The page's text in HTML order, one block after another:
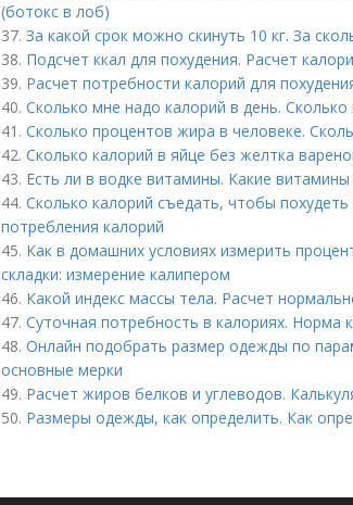
(ботокс в лоб)
37. За какой срок можно скинуть 10 кг. За
38. Подсчет ккал для похудения. Расчет
39. Расчет потребности калорий для
40. Сколько мне надо калорий в день.
41. Сколько процентов жира в человеке.
42. Сколько калорий в яйце без желтка
43. Есть ли в водке витамины. Какие
44. Сколько калорий съедать, чтобы
потребления калорий
45. Как в домашних условиях измерить
складки: измерение калипером
46. Какой индекс массы тела. Расчет
47. Суточная потребность в калориях. Норма
48. Онлайн подобрать размер одежды по
основные мерки
49. Расчет жиров белков и углеводов.
50. Размеры одежды, как определить. Как